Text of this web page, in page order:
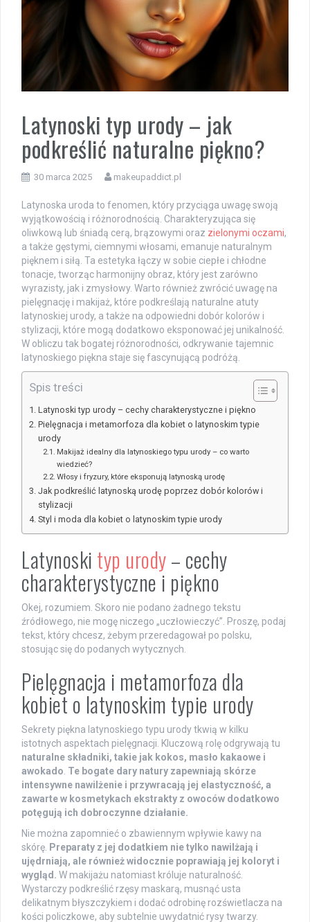
Latynoski typ urody – jak
podkreślić naturalne piękno?
30 marca 2025 makeupaddict.pl
Latynoska uroda to fenomen, który przyciąga uwagę swoją
wyjątkowością i różnorodnością. Charakteryzująca się
oliwkową lub śniadą cerą, brązowymi oraz zielonymi oczami,
a także gęstymi, ciemnymi włosami, emanuje naturalnym
pięknem i siłą. Ta estetyka łączy w sobie ciepłe i chłodne
tonacje, tworząc harmonijny obraz, który jest zarówno
wyrazisty, jak i zmysłowy. Warto również zwrócić uwagę na
pielęgnację i makijaż, które podkreślają naturalne atuty
latynoskiej urody, a także na odpowiedni dobór kolorów i
stylizacji, które mogą dodatkowo eksponować jej unikalność.
W obliczu tak bogatej różnorodności, odkrywanie tajemnic
latynoskiego piękna staje się fascynującą podróżą.
Spis treści
Latynoski typ urody – cechy charakterystyczne i piękno
Pielęgnacja i metamorfoza dla kobiet o latynoskim typie
urody
Makijaż idealny dla latynoskiego typu urody – co warto
wiedzieć?
Włosy i fryzury, które eksponują latynoską urodę
Jak podkreślić latynoską urodę poprzez dobór kolorów i
stylizacji
Styl i moda dla kobiet o latynoskim typie urody
Latynoski typ urody– cechy
charakterystyczne i piękno
Okej, rozumiem. Skoro nie podano żadnego tekstu
źródłowego, nie mogę niczego „uczłowieczyć”. Proszę, podaj
tekst, który chcesz, żebym przeredagował po polsku,
stosując się do podanych wytycznych.
Pielęgnacja i metamorfoza dla
kobiet o latynoskim typie urody
Sekrety piękna latynoskiego typu urody tkwią w kilku
istotnych aspektach pielęgnacji. Kluczową rolę odgrywają tu
naturalne składniki, takie jak kokos, masło kakaowe i
awokado Te bogate dary natury zapewniają skórze
intensywne nawilżenie i przywracają jej elastyczność, a
zawarte w kosmetykach ekstrakty z owoców dodatkowo
potęgują ich dobroczynne działanie.
Nie można zapomnieć o zbawiennym wpływie kawy na
skórę. Preparaty z jej dodatkiem nie tylko nawilżają i
ujędrniają, ale również widocznie poprawiają jej koloryt i
wygląd. W makijażu natomiast króluje naturalność.
Wystarczy podkreślić rzęsy maskarą, musnąć usta
delikatnym błyszczykiem i dodać odrobinę rozświetlacza na
kości policzkowe, aby subtelnie uwydatnić rysy twarzy.